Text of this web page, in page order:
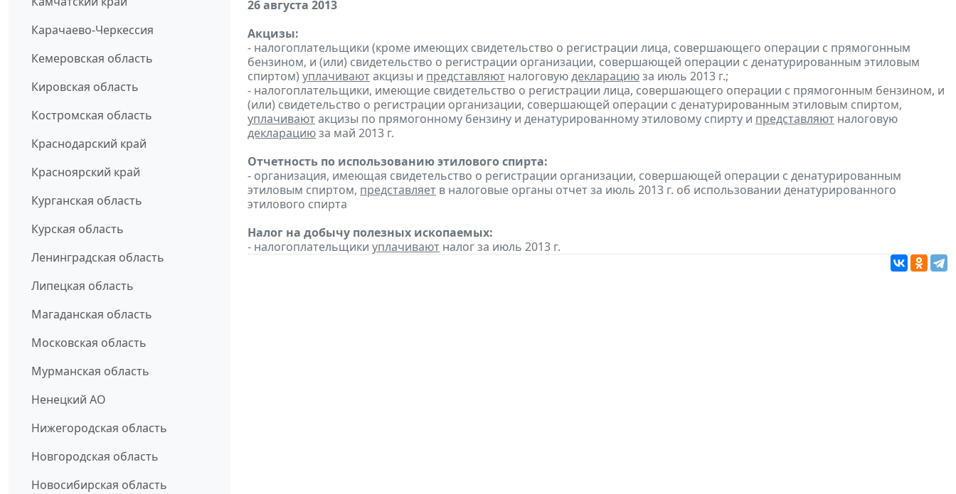
Карачаево-Черкессия
Кемеровская область
Кировская область
Костромская область
Краснодарский край
Красноярский край
Курганская область
Курская область
Ленинградская область
Липецкая область
Магаданская область
Московская область
Мурманская область
Ненецкий АО
Нижегородская область
Новгородская область
Новосибирская область
26 августа 2013
Акцизы:
- налогоплательщики (кроме имеющих свидетельство о регистрации лица, совершающего операции с прямогонным
бензином, и (или) свидетельство о регистрации организации, совершающей операции с денатурированным этиловым
спиртом) уплачиваютакцизы и представляют налоговуюдекларациюза июль 2013 г.;
- налогоплательщики, имеющие свидетельство о регистрации лица, совершающего операции с прямогонным бензином, и
(или) свидетельство о регистрации организации, совершающей операции с денатурированным этиловым спиртом,
уплачиваютакцизы по прямогонному бензину и денатурированному этиловому спирту и представляют налоговую
декларациюза май 2013 г.
Отчетность по использованию этилового спирта:
- организация, имеющая свидетельство о регистрации организации, совершающей операции с денатурированным
этиловым спиртом, представляет в налоговые органы отчет за июль 2013 г. об использовании денатурированного
этилового спирта
Налог на добычу полезных ископаемых:
- налогоплательщики уплачивают налог за июль 2013 г.